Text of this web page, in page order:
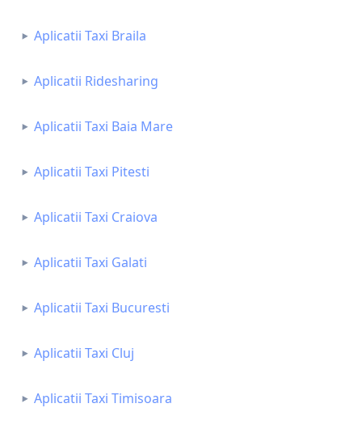
Aplicatii Taxi Braila
Aplicatii Ridesharing
Aplicatii Taxi Baia Mare
Aplicatii Taxi Pitesti
Aplicatii Taxi Craiova
Aplicatii Taxi Galati
Aplicatii Taxi Bucuresti
Aplicatii Taxi Cluj
Aplicatii Taxi Timisoara